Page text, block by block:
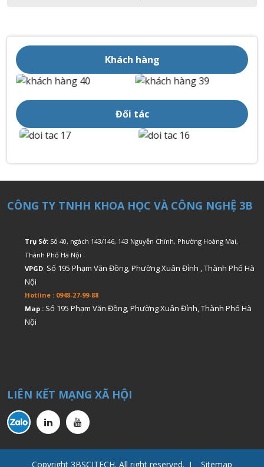
Khách hàng
Đối tác
CÔNG TY TNHH KHOA HỌC VÀ CÔNG NGHỆ 3B
Trụ Sở: Số 40, ngách 143/146, 143 Nguyễn Chính, Phường Hoàng Mai,
Thành Phố Hà Nội
VPGD: Số 195 Phạm Văn Đồng, Phường Xuân Đỉnh , Thành Phố Hà
Nội
Hotline : 0948-27-99-88
Map : Số 195 Phạm Văn Đồng, Phường Xuân Đỉnh, Thành Phố Hà
Nội
LIÊN KẾT MẠNG XÃ HỘI
Copyright 3BSCITECH. All right reserved. I Sitemap